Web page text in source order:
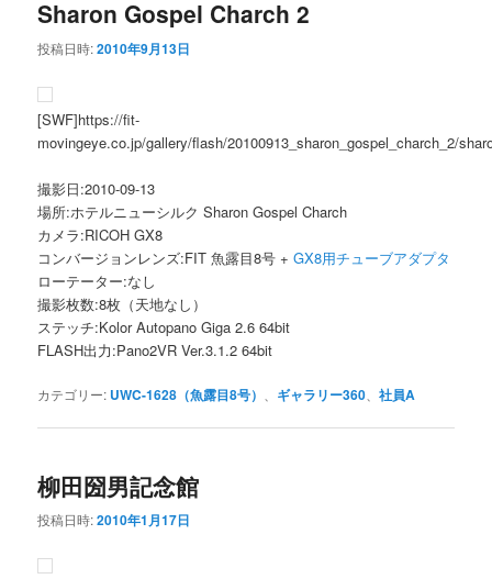
Sharon Gospel Charch 2
投稿日時:2010年9月13日
[SWF]https://fit-
movingeye.co.jp/gallery/flash/20100913_sharon_gospel_charch_2/
撮影日:2010-09-13
場所:ホテルニューシルク Sharon Gospel Charch
カメラ:RICOH GX8
コンバージョンレンズ:FIT 魚露目8号 +GX8用チューブアダプタ
ローテーター:なし
撮影枚数:8枚（天地なし）
ステッチ:Kolor Autopano Giga 2.6 64bit
FLASH出力:Pano2VR Ver.3.1.2 64bit
カテゴリー: UWC-1628（魚露目8号） ギャラリー360 、社員A
柳田圀男記念館
投稿日時:2010年1月17日